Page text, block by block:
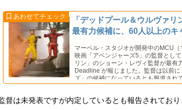
「デッドプール＆ウルヴァ
最有力候補に、60人以上のキ
マーベル・スタジオが開発中のMCU
映画「アベンジャーズ5」の監督とし
リン」のショーン・レヴィ監督が最有
Deadline が報じました。監督は以前
ズ」の候補になっているとも報道され
督は未発表ですが内定しているとも報告されてお